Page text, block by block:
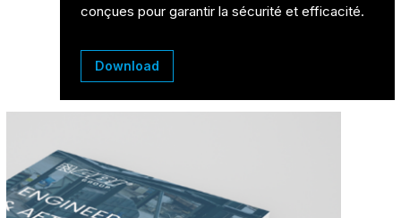
conçues pour garantir la sécurité et efficacité.
Download